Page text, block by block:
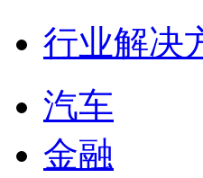
行业解决
汽车
金融